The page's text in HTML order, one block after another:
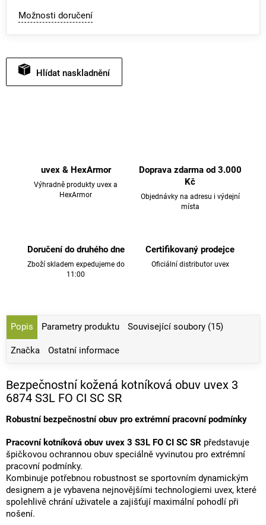
Možnosti doručení
Hlídat
uvex & HexArmor
Výhradně produkty uvex a
HexArmor
Doprava zdarma od 3.000
Kč
Objednávky na adresu i výdejní
místa
Doručení do druhého dne
Zboží skladem expedujeme do
11:00
Certifikovaný prodejce
Oficiální distributor uvex
Popis Parametry produktu Související soubory (15)
Značka Ostatní informace
Bezpečnostní kožená kotníková obuv uvex 3
6874 S3L FO CI SC SR
Robustní bezpečnostní obuv pro extrémní pracovní podmínky
Pracovní kotníková obuv uvex 3 S3L FO CI SC SR představuje
špičkovou ochrannou obuv speciálně vyvinutou pro extrémní
pracovní podmínky.
Kombinuje potřebnou robustnost se sportovním dynamickým
designem a je vybavena nejnovějšími technologiemi uvex, které
spolehlivě chrání uživatele a zajišťují maximální pohodlí při
nošení.